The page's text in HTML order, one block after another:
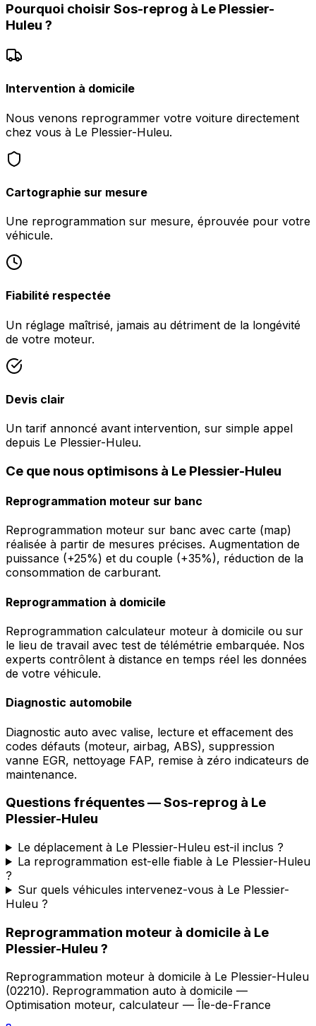
Pourquoi choisir Sos-reprog à Le Plessier-
Huleu ?
Intervention à domicile
Nous venons reprogrammer votre voiture directement
chez vous à Le Plessier-Huleu.
Cartographie sur mesure
Une reprogrammation sur mesure, éprouvée pour votre
véhicule.
Fiabilité respectée
Un réglage maîtrisé, jamais au détriment de la longévité
de votre moteur.
Devis clair
Un tarif annoncé avant intervention, sur simple appel
depuis Le Plessier-Huleu.
Ce que nous optimisons à Le Plessier-Huleu
Reprogrammation moteur sur banc
Reprogrammation moteur sur banc avec carte (map)
réalisée à partir de mesures précises. Augmentation de
puissance (+25%) et du couple (+35%), réduction de la
consommation de carburant.
Reprogrammation à domicile
Reprogrammation calculateur moteur à domicile ou sur
le lieu de travail avec test de télémétrie embarquée. Nos
experts contrôlent à distance en temps réel les données
de votre véhicule.
Diagnostic automobile
Diagnostic auto avec valise, lecture et effacement des
codes défauts (moteur, airbag, ABS), suppression
vanne EGR, nettoyage FAP, remise à zéro indicateurs de
maintenance.
Questions fréquentes —Sos-reprog à Le
Plessier-Huleu
Le déplacement à Le Plessier-Huleu est-il inclus ?
La reprogrammation est-elle fiable à Le Plessier-Huleu
?
Sur quels véhicules intervenez-vous à Le Plessier-
Huleu ?
Reprogrammation moteur à domicile à Le
Plessier-Huleu ?
Reprogrammation moteur à domicile à Le Plessier-Huleu
(02210). Reprogrammation auto à domicile —
Optimisation moteur, calculateur — Île-de-France